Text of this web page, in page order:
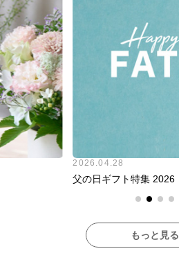
2026.04.28
父の日ギフト特集 2026
もっと見る